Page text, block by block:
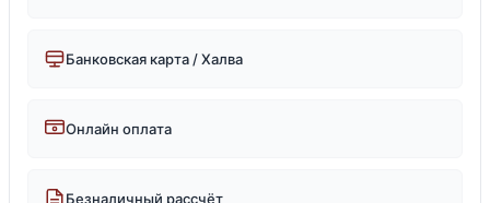
Банковская карта / Халва
Онлайн оплата
Безналичный рассчёт